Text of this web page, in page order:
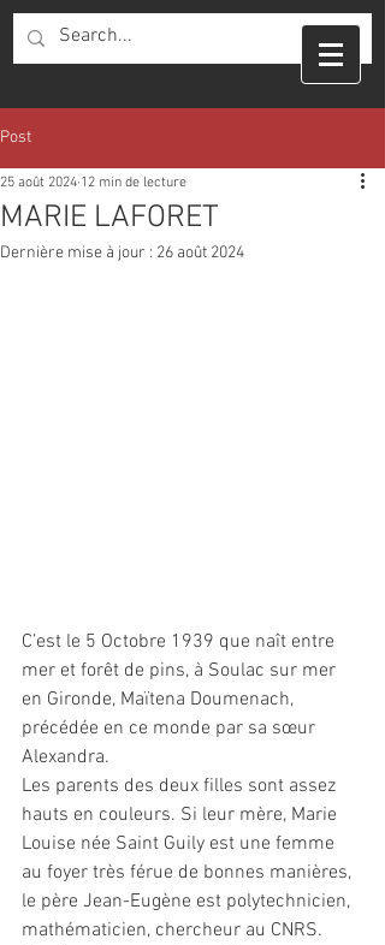
Post
MARIE LAFORET
25 août 2024 12 min de lecture
Dernière mise à jour : 26 août 2024
C’est le 5 Octobre 1939 que naît entre
mer et forêt de pins, à Soulac sur mer
en Gironde, Maïtena Doumenach,
précédée en ce monde par sa sœur
Alexandra.
Les parents des deux filles sont assez
hauts en couleurs. Si leur mère, Marie
Louise née Saint Guily est une femme
au foyer très férue de bonnes manières,
le père Jean-Eugène est polytechnicien,
mathématicien, chercheur au CNRS.